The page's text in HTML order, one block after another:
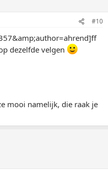
#10
dezelfde velgen
mooi namelijk, die raak je